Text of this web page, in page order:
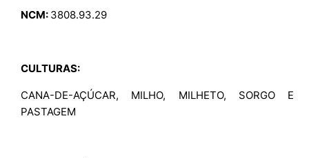
NCM: 3808.93.29
CULTURAS:
CANA-DE-AÇÚCAR, MILHO, MILHETO, SORGO E
PASTAGEM